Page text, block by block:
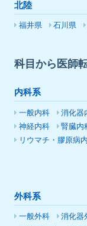
北陸
福井県 石川県
科目から医師
内科系
一般内科 消化器
神経内科
腎臓内
リウマチ・膠原病
外科系
一般外科 消化器